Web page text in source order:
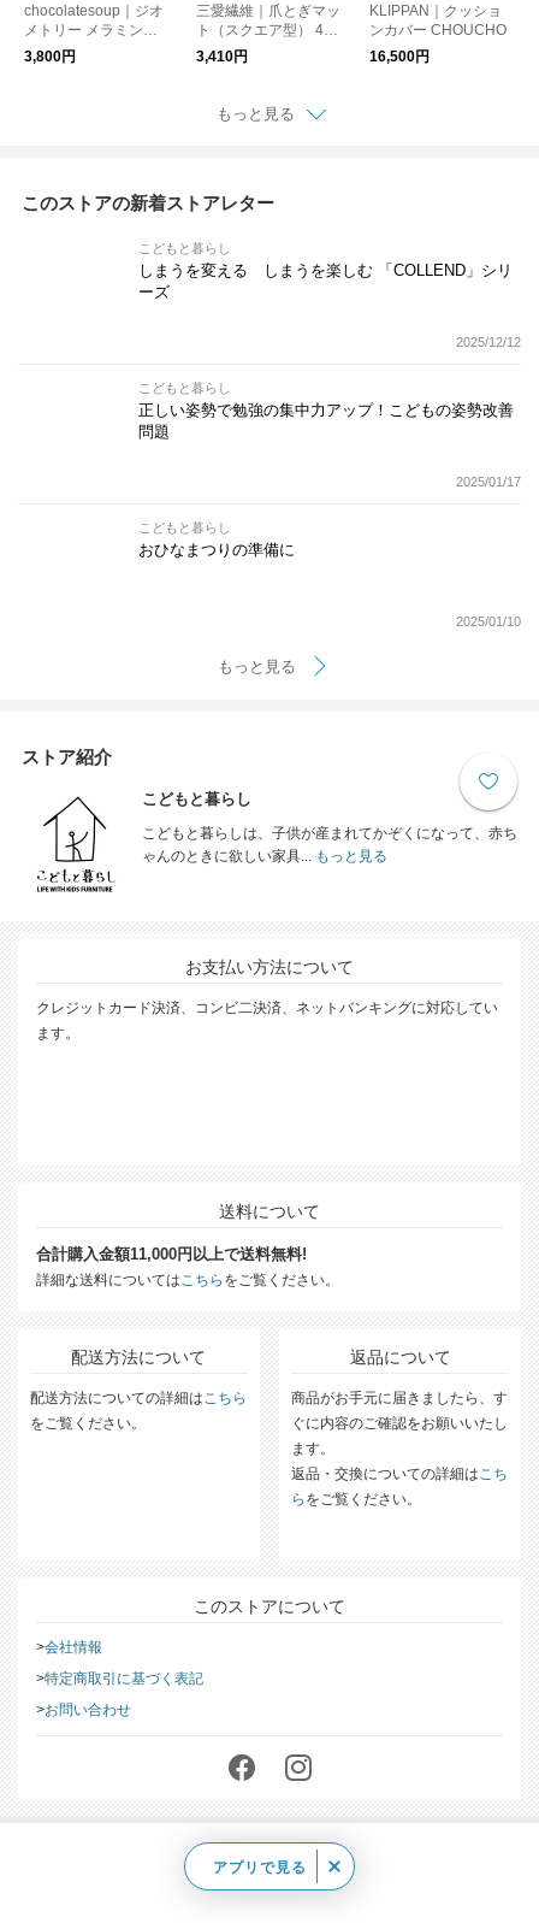
chocolatesoup｜ジオ
メトリー メラミンテ
ーブルウエアセット
食器セット【出産祝
3,800円
三愛繊維｜爪とぎマッ
ト（スクエア型） 47×
60cm
3,410円
KLIPPAN｜クッショ
ンカバー CHOUCHO
16,500円
もっと見る
このストアの新着ストアレター
こどもと暮らし
しまうを変える しまうを楽しむ 「COLLEND」シリ
ーズ
2025/12/12
こどもと暮らし
正しい姿勢で勉強の集中力アップ！こどもの姿勢改善
問題
2025/01/17
こどもと暮らし
おひなまつりの準備に
2025/01/10
もっと見る
ストア紹介
こどもと暮らし
こどもと暮らしは、子供が産まれてかぞくになって、赤ち
ゃんのときに欲しい家具...もっと見る
お支払い方法について
クレジットカード決済、コンビ二決済、ネットバンキングに対応してい
ます。
送料について
合計購入金額11,000円以上で送料無料!
詳細な送料についてはこちら をご覧ください。
配送方法について
配送方法についての詳細はこちら
をご覧ください。
返品について
商品がお手元に届きましたら、す
ぐに内容のご確認をお願いいたし
ます。
返品・交換についての詳細はこち
ら をご覧ください。
このストアについて
会社情報
特定商取引に基づく表記
お問い合わせ
アプリで見る